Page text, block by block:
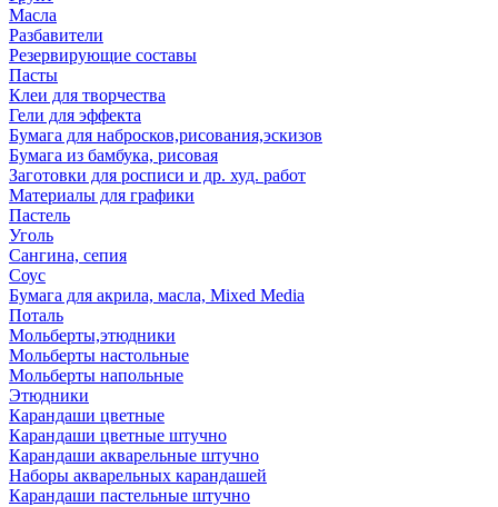
Масла
Разбавители
Резервирующие составы
Пасты
Клеи для творчества
Гели для эффекта
Бумага для набросков,рисования,эскизов
Бумага из бамбука, рисовая
Заготовки для росписи и др. худ. работ
Материалы для графики
Пастель
Уголь
Сангина, сепия
Соус
Бумага для акрила, масла, Mixed Media
Поталь
Мольберты,этюдники
Мольберты настольные
Мольберты напольные
Этюдники
Карандаши цветные
Карандаши цветные штучно
Карандаши акварельные штучно
Наборы акварельных карандашей
Карандаши пастельные штучно